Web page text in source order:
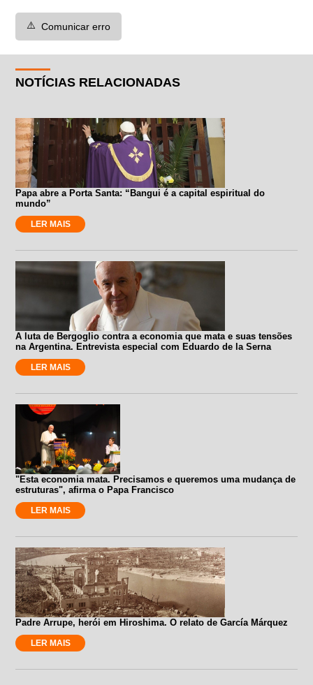
⚠️ Comunicar erro
NOTÍCIAS RELACIONADAS
Papa abre a Porta Santa: “Bangui é a capital espiritual do
mundo”
LER MAIS
A luta de Bergoglio contra a economia que mata e suas tensões
na Argentina. Entrevista especial com Eduardo de la Serna
LER MAIS
"Esta economia mata. Precisamos e queremos uma mudança de
estruturas", afirma o Papa Francisco
LER MAIS
Padre Arrupe, herói em Hiroshima. O relato de García Márquez
LER MAIS